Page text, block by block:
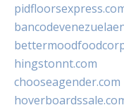
hingstonnt.com
chooseagender.com